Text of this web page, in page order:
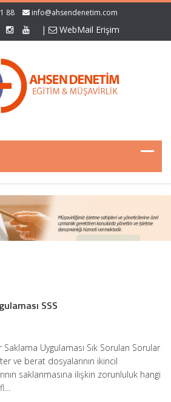
88 info@ahsendenetim.com
| WebMail Erişim
SSS
Saklama Uygulaması Sık Sorulan Sorular
ve berat dosyalarının ikincil
saklanmasına ilişkin zorunluluk hangi